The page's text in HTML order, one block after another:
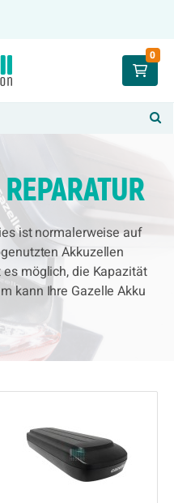
0
ist normalerweise auf
Akkuzellen
möglich, die Kapazität
kann Ihre Gazelle Akku